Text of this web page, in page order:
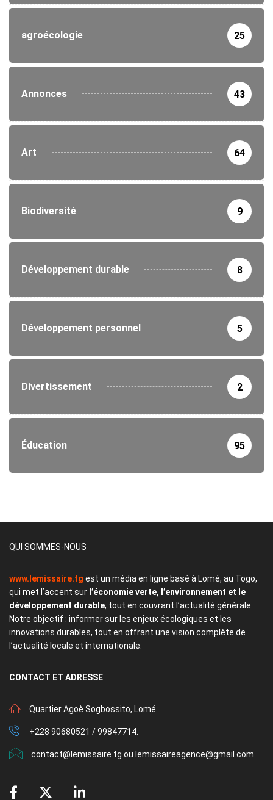
agroécologie 25
Annonces 43
Art 64
Biodiversité 9
Développement durable 8
Développement personnel 5
Divertissement 2
Éducation 95
QUI SOMMES-NOUS
www.lemissaire.tg est un média en ligne basé à Lomé, au Togo,
qui met l’accent sur l’économie verte, l’environnement et le
développement durable, tout en couvrant l’actualité générale.
Notre objectif : informer sur les enjeux écologiques et les
innovations durables, tout en offrant une vision complète de
l’actualité locale et internationale.
CONTACT ET ADRESSE
Quartier Agoè Sogbossito, Lomé.
+228 90680521 / 99847714.
contact@lemissaire.tg ou lemissaireagence@gmail.com